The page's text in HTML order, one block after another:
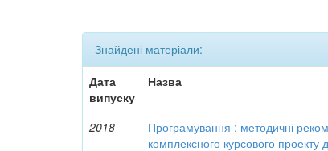
Знайдені матеріали:
Дата
випуску
Назва
2018
Програмування : методичні
комплексного курсового проекту